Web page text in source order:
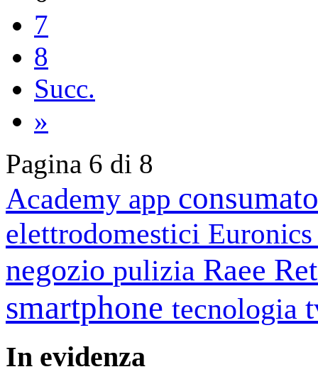
7
8
Succ.
»
Pagina 6 di 8
Academy app
elettrodomestici
negozio pulizia Raee
smartphone tecnologia
In evidenza